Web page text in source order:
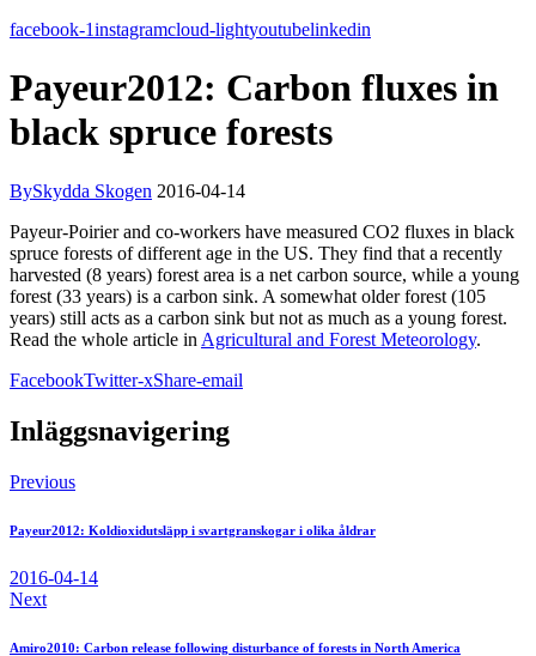
facebook-1instagramcloud-lightyoutubelinkedin
Payeur2012: Carbon fluxes in
black spruce forests
BySkydda Skogen 2016-04-14
Payeur-Poirier and co-workers have measured CO2 fluxes in black
spruce forests of different age in the US. They find that a recently
harvested (8 years) forest area is a net carbon source, while a young
forest (33 years) is a carbon sink. A somewhat older forest (105
years) still acts as a carbon sink but not as much as a young forest.
Read the whole article in Agricultural and Forest Meteorology.
FacebookTwitter-xShare-email
Inläggsnavigering
Previous
Payeur2012: Koldioxidutsläpp i svartgranskogar i olika åldrar
2016-04-14
Next
Amiro2010: Carbon release following disturbance of forests in North America